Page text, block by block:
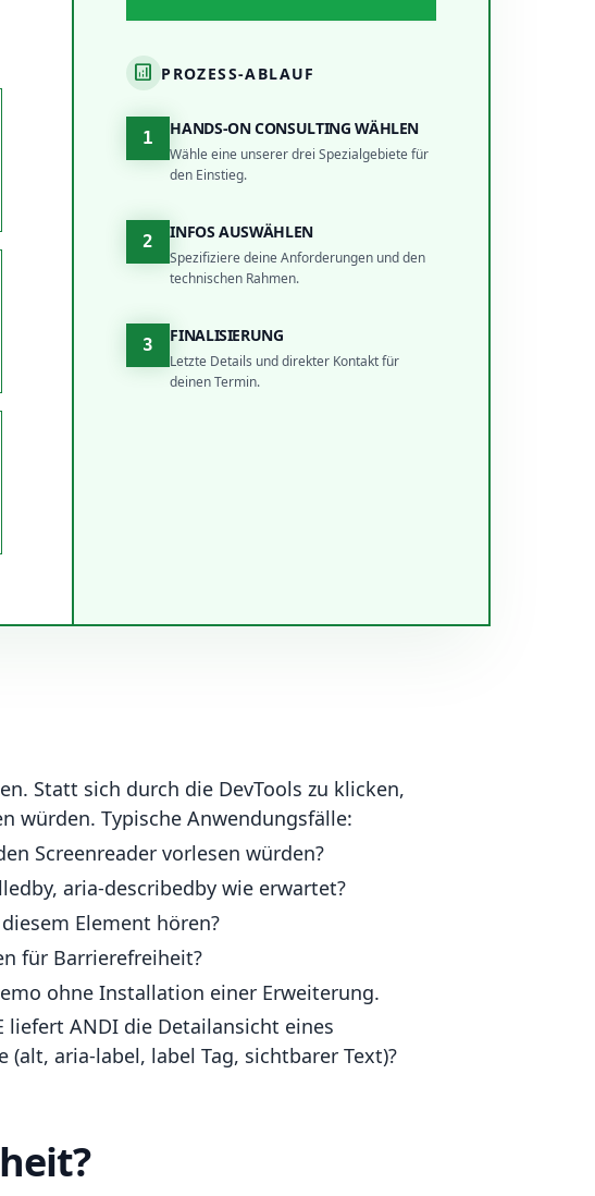
analytics PROZESS-ABLAUF
1 HANDS-ON CONSULTING WÄHLEN
Wähle eine unserer drei Spezialgebiete für
den Einstieg.
2 INFOS AUSWÄHLEN
Spezifiziere deine Anforderungen und den
technischen Rahmen.
3 FINALISIERUNG
Letzte Details und direkter Kontakt für
deinen Termin.
Statt sich durch die DevTools zu klicken,
würden. Typische Anwendungsfälle:
Screenreader vorlesen würden?
aria-describedby wie erwartet?
Element hören?
für Barrierefreiheit?
ohne Installation einer Erweiterung.
liefert ANDI die Detailansicht eines
aria-label, label Tag, sichtbarer Text)?